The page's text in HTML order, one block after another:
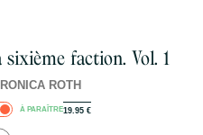
sixième faction. Vol. 1
ROTH
À PARAÎTRE19.95 €